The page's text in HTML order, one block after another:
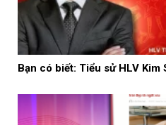
Bạn có biết: Tiểu sử HLV Kim